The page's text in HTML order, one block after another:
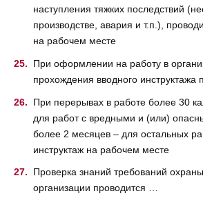
наступления тяжких последствий
производстве, авария и т.п.),
на рабочем месте
При оформлении на работу в
прохождения вводного инструктажа
При перерывах в работе более 30
для работ с вредными и (или)
более 2 месяцев – для остальных
инструктаж на рабочем месте
Проверка знаний требований
организации проводится …